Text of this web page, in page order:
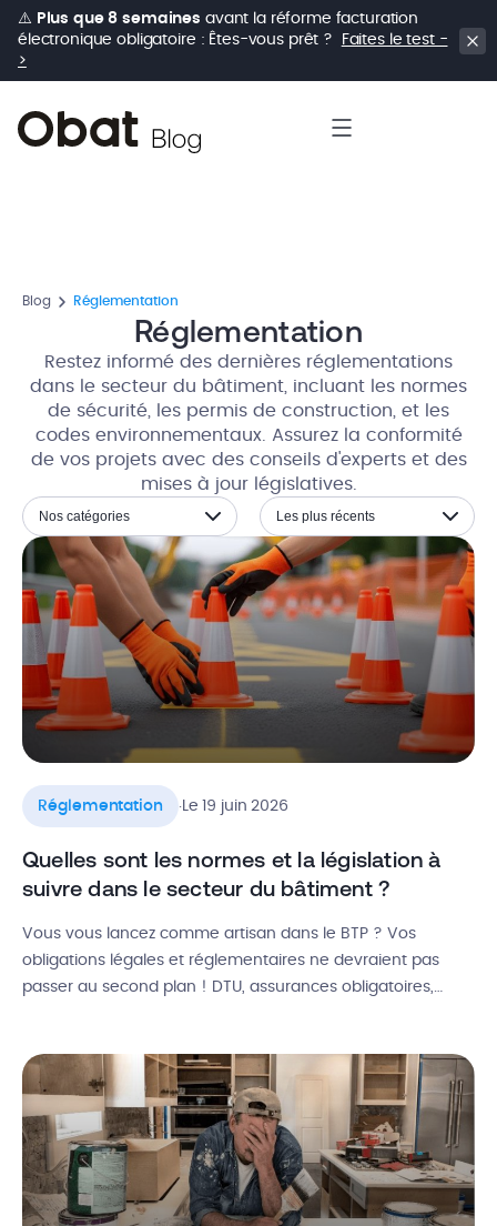
⚠️ Plus que 8 semaines avant la réforme facturation
électronique obligatoire : Êtes-vous prêt ?
Faites le test -
>
Blog Réglementation
Réglementation
Restez informé des dernières réglementations
dans le secteur du bâtiment, incluant les normes
de sécurité, les permis de construction, et les
codes environnementaux. Assurez la conformité
de vos projets avec des conseils d'experts et des
mises à jour législatives.
Nos catégories Les plus récents
Réglementation .Le 19 juin 2026
Quelles sont les normes et la législation à
suivre dans le secteur du bâtiment ?
Vous vous lancez comme artisan dans le BTP ? Vos
obligations légales et réglementaires ne devraient pas
passer au second plan ! DTU, assurances obligatoires,
Dans ce guide, passons ensemble en revue, domaine par
domaine, toutes vos obligations […]